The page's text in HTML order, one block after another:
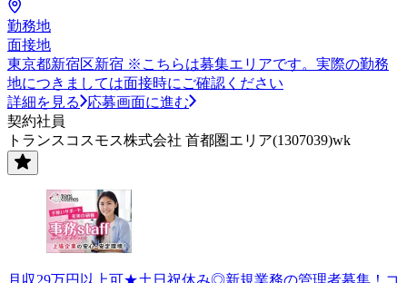
勤務地
面接地
東京都新宿区新宿 ※こちらは募集エリアです。実際の勤務
地につきましては面接時にご確認ください
詳細を見る
応募画面に進む
契約社員
トランスコスモス株式会社 首都圏エリア(1307039)wk
月収29万円以上可★土日祝休み◎新規業務の管理者募集！コ